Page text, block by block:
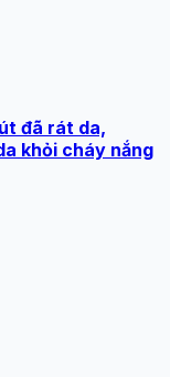
đã rát da,
khỏi cháy nắng